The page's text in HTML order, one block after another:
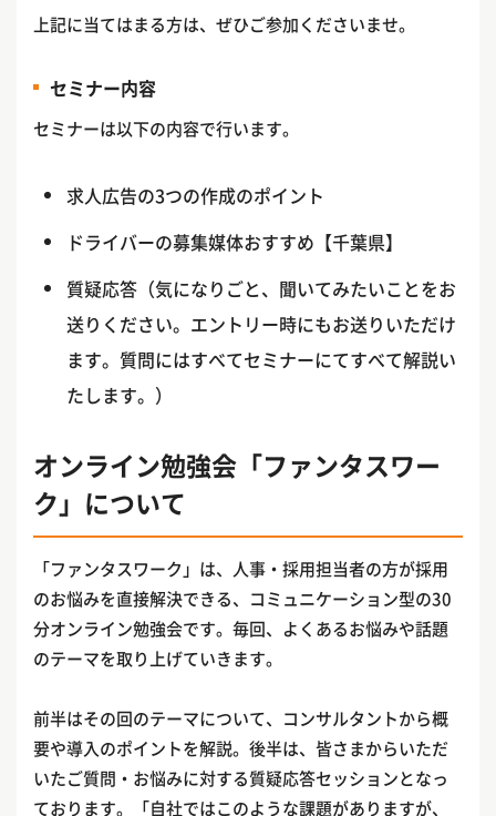
上記に当てはまる方は、ぜひご参加くださいませ。
セミナー内容
セミナーは以下の内容で行います。
求人広告の3つの作成のポイント
ドライバーの募集媒体おすすめ【千葉県】
質疑応答（気になりごと、聞いてみたいことをお
送りください。エントリー時にもお送りいただけ
ます。質問にはすべてセミナーにてすべて解説い
たします。）
オンライン勉強会「ファンタスワー
ク」について
「ファンタスワーク」は、人事・採用担当者の方が採用
のお悩みを直接解決できる、コミュニケーション型の30
分オンライン勉強会です。毎回、よくあるお悩みや話題
のテーマを取り上げていきます。
前半はその回のテーマについて、コンサルタントから概
要や導入のポイントを解説。後半は、皆さまからいただ
いたご質問・お悩みに対する質疑応答セッションとなっ
ております。「自社ではこのような課題がありますが、